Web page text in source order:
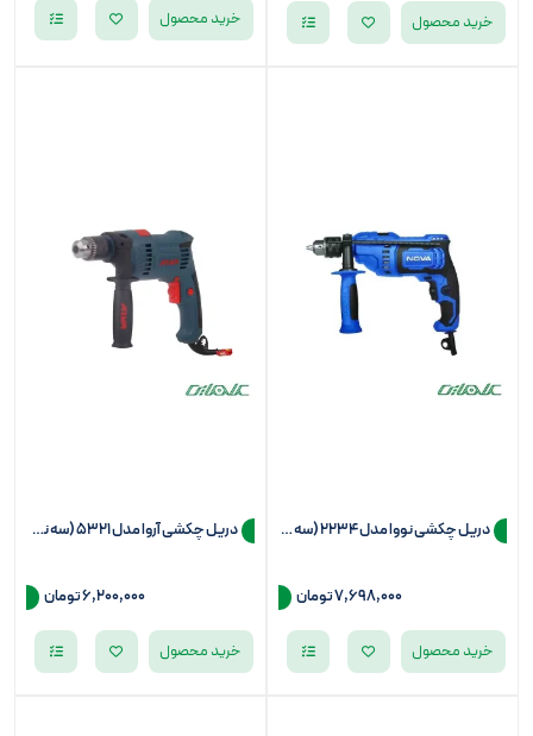
خرید محصول خرید محصول
دریل چکشی نووا مدل 2234 (سه نظام 13)
7,698,000تومان
خرید محصول
دریل چکشی آروا مدل 5321 (سه نظام 13)
6,200,000تومان
خرید محصول